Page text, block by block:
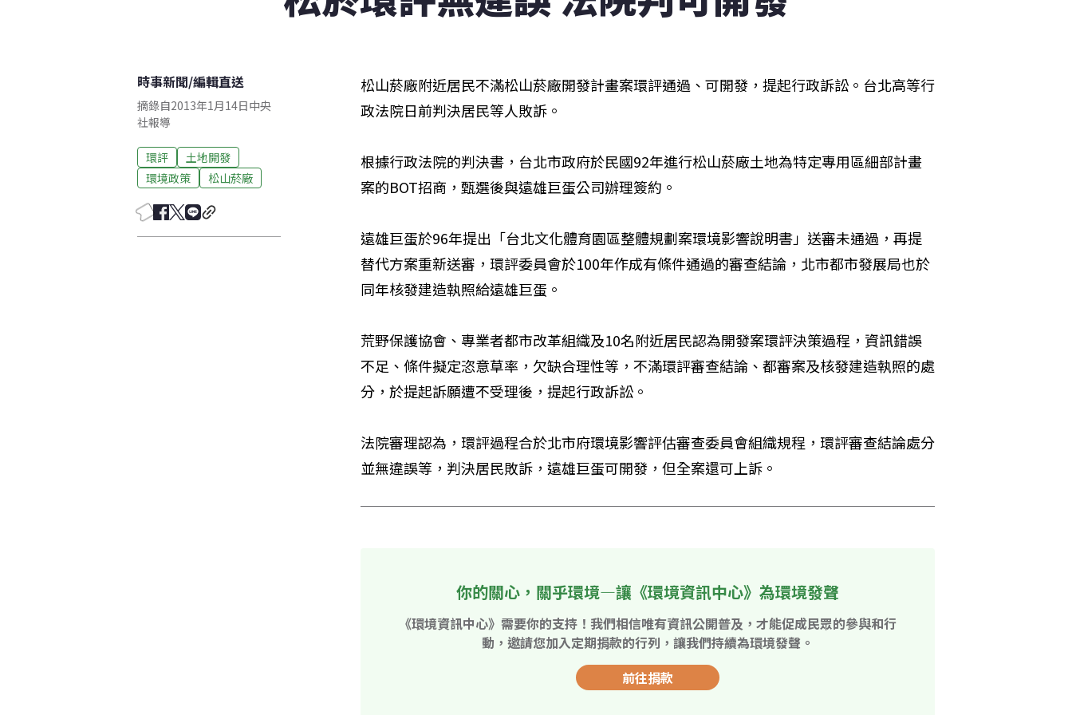
時事新聞/編輯直送
摘錄自2013年1月14日中央
社報導
環評
土地開發
環境政策
松山菸廠
松山菸廠附近居民不滿松山菸廠開發計畫案環評通過、可開發，提起行政訴訟。台北高等行
政法院日前判決居民等人敗訴。
根據行政法院的判決書，台北市政府於民國92年進行松山菸廠土地為特定專用區細部計畫
案的BOT招商，甄選後與遠雄巨蛋公司辦理簽約。
遠雄巨蛋於96年提出「台北文化體育園區整體規劃案環境影響說明書」送審未通過，再提
替代方案重新送審，環評委員會於100年作成有條件通過的審查結論，北市都市發展局也於
同年核發建造執照給遠雄巨蛋。
荒野保護協會、專業者都市改革組織及10名附近居民認為開發案環評決策過程，資訊錯誤
不足、條件擬定恣意草率，欠缺合理性等，不滿環評審查結論、都審案及核發建造執照的處
分，於提起訴願遭不受理後，提起行政訴訟。
法院審理認為，環評過程合於北市府環境影響評估審查委員會組織規程，環評審查結論處分
並無違誤等，判決居民敗訴，遠雄巨蛋可開發，但全案還可上訴。
你的關心，關乎環境—讓《環境資訊中心》為環境發聲
《環境資訊中心》需要你的支持！我們相信唯有資訊公開普及，才能促成民眾的參與和行
動，邀請您加入定期捐款的行列，讓我們持續為環境發聲。
前往捐款